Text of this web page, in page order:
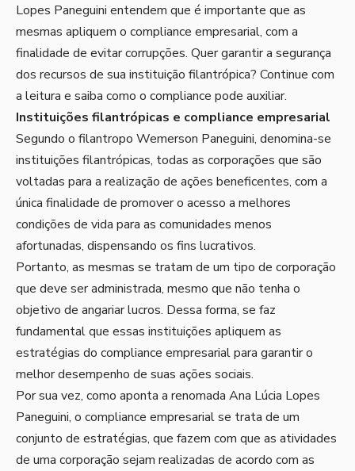
Lopes Paneguini entendem que é importante que as
mesmas apliquem o compliance empresarial, com a
finalidade de evitar corrupções. Quer garantir a segurança
dos recursos de sua instituição filantrópica? Continue com
a leitura e saiba como o compliance pode auxiliar.
Instituições filantrópicas e compliance empresarial
Segundo o filantropo Wemerson Paneguini, denomina-se
instituições filantrópicas, todas as corporações que são
voltadas para a realização de ações beneficentes, com a
única finalidade de promover o acesso a melhores
condições de vida para as comunidades menos
afortunadas, dispensando os fins lucrativos.
Portanto, as mesmas se tratam de um tipo de corporação
que deve ser administrada, mesmo que não tenha o
objetivo de angariar lucros. Dessa forma, se faz
fundamental que essas instituições apliquem as
estratégias do compliance empresarial para garantir o
melhor desempenho de suas ações sociais.
Por sua vez, como aponta a renomada Ana Lúcia Lopes
Paneguini, o compliance empresarial se trata de um
conjunto de estratégias, que fazem com que as atividades
de uma corporação sejam realizadas de acordo com as